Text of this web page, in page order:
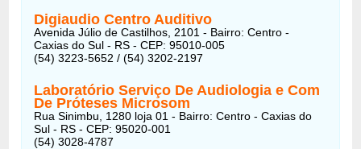
Digiaudio Centro Auditivo
Avenida Júlio de Castilhos, 2101 - Bairro: Centro -
Caxias do Sul - RS - CEP: 95010-005
(54) 3223-5652 / (54) 3202-2197
Laboratório Serviço De Audiologia e Com
De Próteses Microsom
Rua Sinimbu, 1280 loja 01 - Bairro: Centro - Caxias do
Sul - RS - CEP: 95020-001
(54) 3028-4787